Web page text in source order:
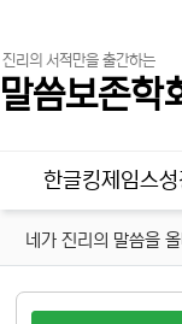
진리의 서적만을 출간하는
말씀보존학
메인 메뉴
한글킹제임스성
네가 진리의 말씀을